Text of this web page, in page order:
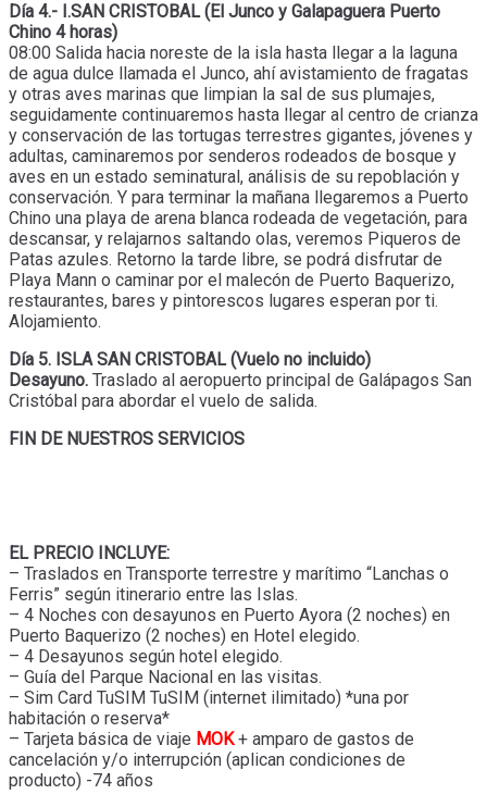
Día 4.- I.SAN CRISTOBAL (El Junco y Galapaguera Puerto
Chino 4 horas)
08:00 Salida hacia noreste de la isla hasta llegar a la laguna
de agua dulce llamada el Junco, ahí avistamiento de fragatas
y otras aves marinas que limpian la sal de sus plumajes,
seguidamente continuaremos hasta llegar al centro de crianza
y conservación de las tortugas terrestres gigantes, jóvenes y
adultas, caminaremos por senderos rodeados de bosque y
aves en un estado seminatural, análisis de su repoblación y
conservación. Y para terminar la mañana llegaremos a Puerto
Chino una playa de arena blanca rodeada de vegetación, para
descansar, y relajarnos saltando olas, veremos Piqueros de
Patas azules. Retorno la tarde libre, se podrá disfrutar de
Playa Mann o caminar por el malecón de Puerto Baquerizo,
restaurantes, bares y pintorescos lugares esperan por ti.
Alojamiento.
Día 5. ISLA SAN CRISTOBAL (Vuelo no incluido)
Desayuno. Traslado al aeropuerto principal de Galápagos San
Cristóbal para abordar el vuelo de salida.
FIN DE NUESTROS SERVICIOS
EL PRECIO INCLUYE:
– Traslados en Transporte terrestre y marítimo “Lanchas o
Ferris” según itinerario entre las Islas.
– 4 Noches con desayunos en Puerto Ayora (2 noches) en
Puerto Baquerizo (2 noches) en Hotel elegido.
– 4 Desayunos según hotel elegido.
– Guía del Parque Nacional en las visitas.
– Sim Card TuSIM TuSIM (internet ilimitado) *una por
habitación o reserva*
– Tarjeta básica de viaje MOK+ amparo de gastos de
cancelación y/o interrupción (aplican condiciones de
producto) -74 años